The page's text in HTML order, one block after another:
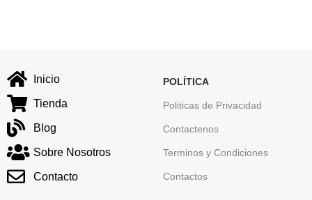
Inicio
Tienda
Blog
Sobre Nosotros
Contacto
POLÍTICA
Politicas de Privacidad
Contactenos
Terminos y Condiciones
Contactos